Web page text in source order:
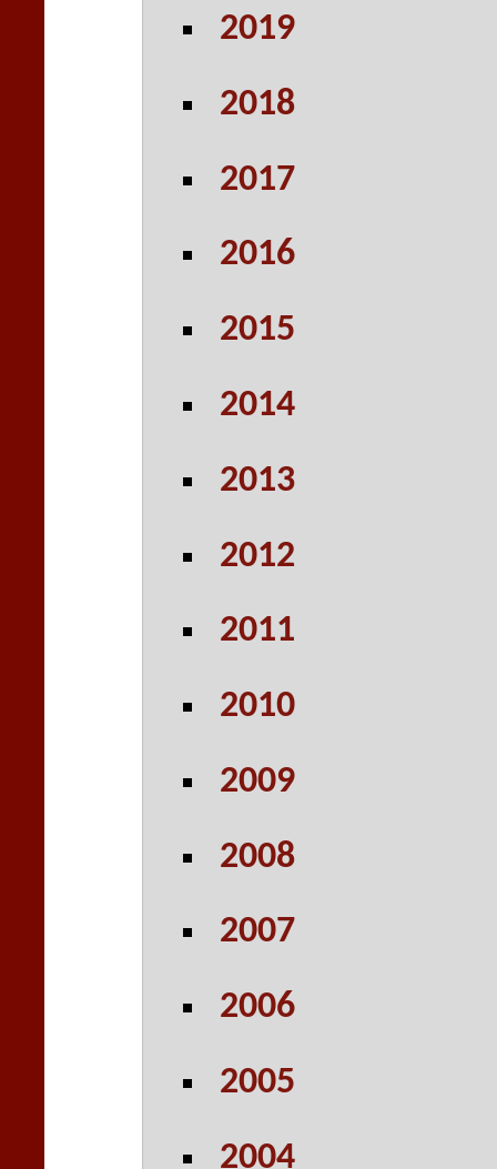
2019
2018
2017
2016
2015
2014
2013
2012
2011
2010
2009
2008
2007
2006
2005
2004